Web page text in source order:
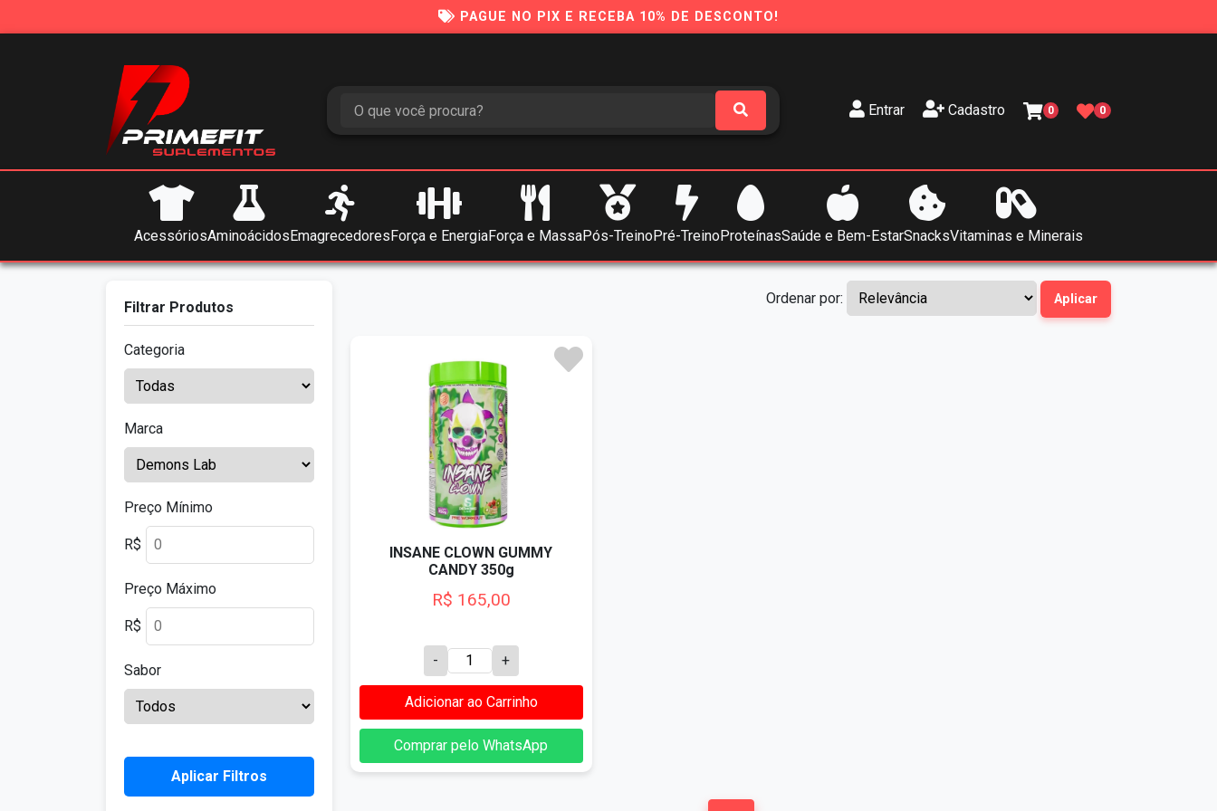
PAGUE NO PIX E RECEBA 10% DE DESCONTO!
Entrar Cadastro 0 0
AcessóriosAminoácidosEmagrecedoresForça e EnergiaForça e MassaPós-TreinoPré-TreinoProteínasSaúde e Bem-EstarSnacksVitaminas e Minerais
Filtrar Produtos
Categoria
Marca
Preço Mínimo
R$
Preço Máximo
R$
Sabor
Aplicar Filtros
Ordenar por: Aplicar
INSANE CLOWN GUMMY
CANDY 350g
R$ 165,00
- +
Adicionar ao Carrinho
Comprar pelo WhatsApp